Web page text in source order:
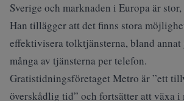
Sverige och marknaden i Europa är
Han tillägger att det finns stora
effektivisera tolktjänsterna, bland annat
många av tjänsterna per telefon.
Gratistidningsföretaget Metro är ”ett
överskådlig tid” och fortsätter att växa i